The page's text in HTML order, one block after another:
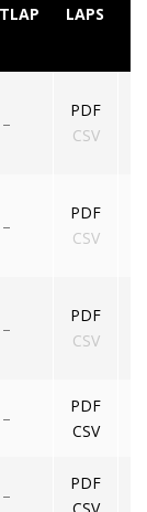
LAPS
–
PDF
CSV
–
PDF
CSV
–
PDF
CSV
–
PDF
CSV
–
PDF